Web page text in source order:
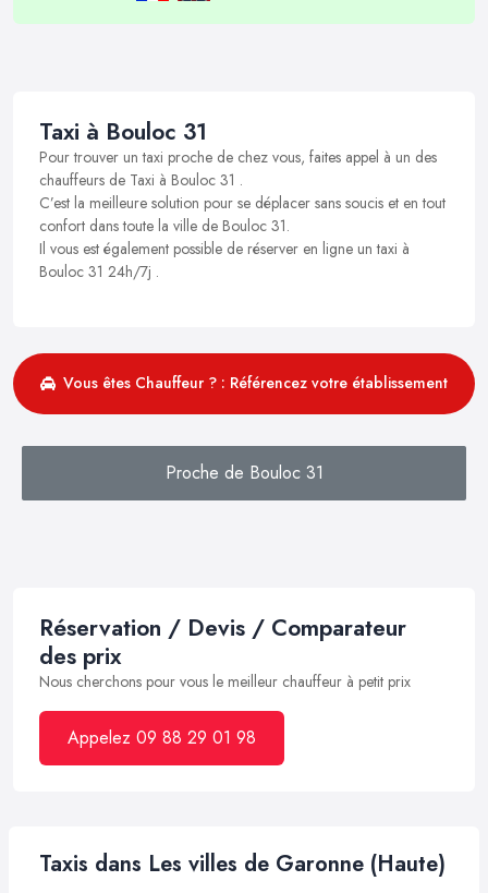
Taxi à Bouloc 31
Pour trouver un taxi proche de chez vous, faites appel à un des
chauffeurs de Taxi à Bouloc 31 .
C’est la meilleure solution pour se déplacer sans soucis et en tout
confort dans toute la ville de Bouloc 31.
Il vous est également possible de réserver en ligne un taxi à
Bouloc 31 24h/7j .
Vous êtes Chauffeur ? : Référencez votre établissement
Proche de Bouloc 31
Réservation / Devis / Comparateur
des prix
Nous cherchons pour vous le meilleur chauffeur à petit prix
Appelez 09 88 29 01 98
Taxis dans Les villes de Garonne (Haute)